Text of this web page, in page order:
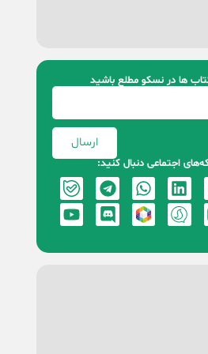
ها در نسکو مطلع باشید
ارسال
اجتماعی دنبال کنید: